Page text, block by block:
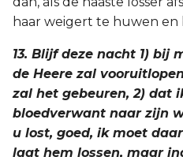
haar weigert te huwen en
13. Blijf deze nacht 1) bij
de Heere zal
zal het gebeuren, 2) dat
bloedverwant naar zijn
u lost, goed, ik moet
laat hem lossen, maar